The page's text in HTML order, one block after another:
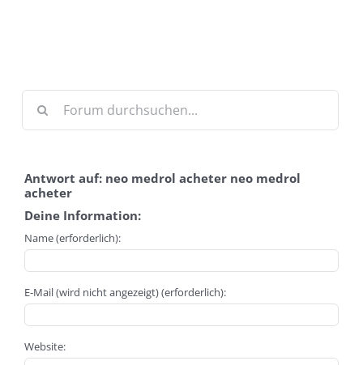
Antwort auf: neo medrol acheter neo medrol
acheter
Deine Information:
Name (erforderlich):
E-Mail (wird nicht angezeigt) (erforderlich):
Website: